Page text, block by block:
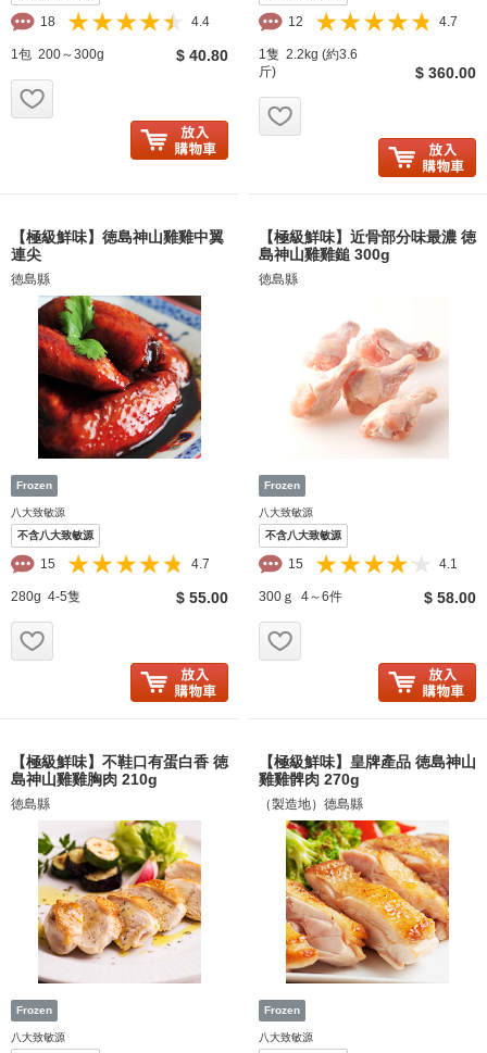
18 4.4
1包 200～300g $ 40.80
12 4.7
1隻 2.2kg (約3.6
斤)
$ 360.00
【極級鮮味】徳島神山雞雞中翼
連尖
徳島縣
八大致敏源
不含八大致敏源
15 4.7
280g 4-5隻 $ 55.00
【極級鮮味】近骨部分味最濃 徳
島神山雞雞鎚 300g
徳島縣
八大致敏源
不含八大致敏源
15 4.1
300ｇ 4～6件 $ 58.00
【極級鮮味】不鞋口有蛋白香 徳
島神山雞雞胸肉 210g
徳島縣
八大致敏源
【極級鮮味】皇牌產品 徳島神山
雞雞髀肉 270g
（製造地）德島縣
八大致敏源